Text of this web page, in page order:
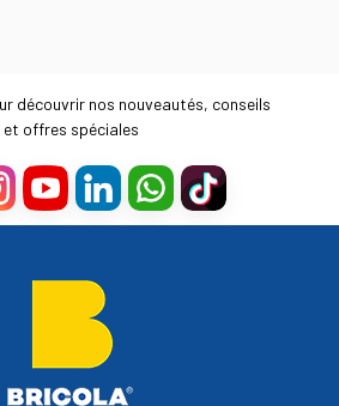
découvrir nos nouveautés, conseils
et offres spéciales